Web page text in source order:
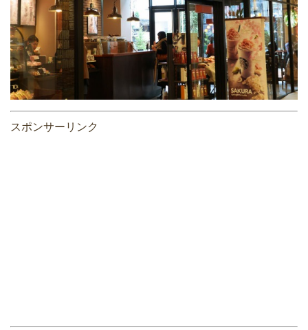
スポンサーリンク